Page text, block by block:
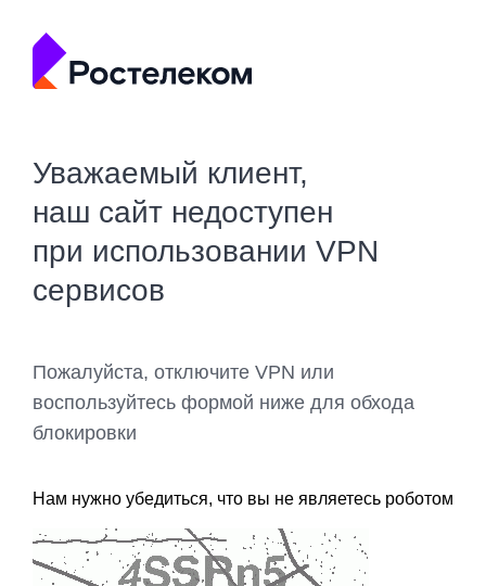
Уважаемый клиент,
наш сайт недоступен
при использовании VPN
сервисов
Пожалуйста, отключите VPN или
воспользуйтесь формой ниже для обхода
блокировки
Нам нужно убедиться, что вы не являетесь роботом